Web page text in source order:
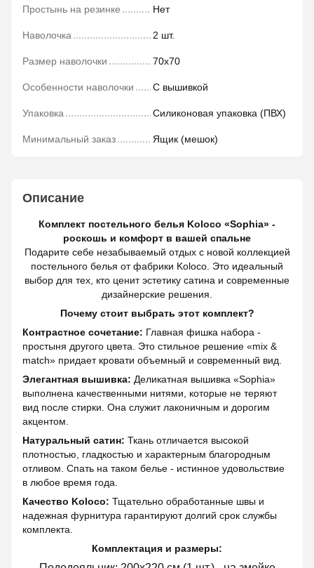
Простынь на резинке Нет
Наволочка 2 шт.
Размер наволочки 70х70
Особенности наволочки С вышивкой
Упаковка Силиконовая упаковка (ПВХ)
Минимальный заказ Ящик (мешок)
Описание
Комплект постельного белья Koloco «Sophia» -
роскошь и комфорт в вашей спальне
Подарите себе незабываемый отдых с новой коллекцией
постельного белья от фабрики Koloco. Это идеальный
выбор для тех, кто ценит эстетику сатина и современные
дизайнерские решения.
Почему стоит выбрать этот комплект?
Контрастное сочетание: Главная фишка набора -
простыня другого цвета. Это стильное решение «mix &
match» придает кровати объемный и современный вид.
Элегантная вышивка: Деликатная вышивка «Sophia»
выполнена качественными нитями, которые не теряют
вид после стирки. Она служит лаконичным и дорогим
акцентом.
Натуральный сатин: Ткань отличается высокой
плотностью, гладкостью и характерным благородным
отливом. Спать на таком белье - истинное удовольствие
в любое время года.
Качество Koloco: Тщательно обработанные швы и
надежная фурнитура гарантируют долгий срок службы
комплекта.
Комплектация и размеры: